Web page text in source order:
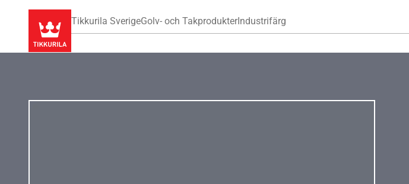
Tikkurila SverigeGolv- och TakprodukterIndustrifärg